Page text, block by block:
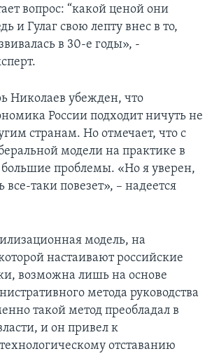
вопрос: “какой ценой они
и Гулаг свою лепту внес в то,
в 30-е годы», -
Николаев убежден, что
России подходит ничуть не
странам. Но отмечает, что с
модели на практике в
проблемы. «Но я уверен,
все-таки повезет», – надеется
модель, на
настаивают российские
возможна лишь на основе
метода руководства
такой метод преобладал в
и он привел к
отставанию